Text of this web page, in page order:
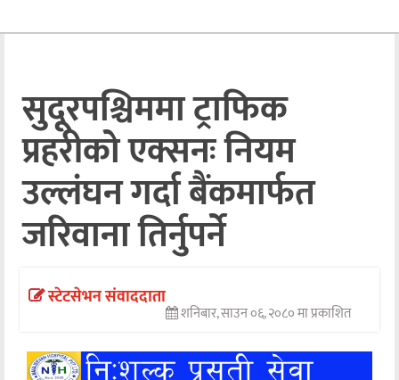
अन्तराष्ट्रिय
अन्तर्वार्ता
अर्थ
खेलकुद
मनोरञ्जन
सुदूरपश्चिममा ट्राफिक
प्रहरीको एक्सनः नियम
उल्लंघन गर्दा बैंकमार्फत
जरिवाना तिर्नुपर्ने
स्टेटसेभन संवाददाता
शनिबार, साउन ०६, २०८० मा प्रकाशित